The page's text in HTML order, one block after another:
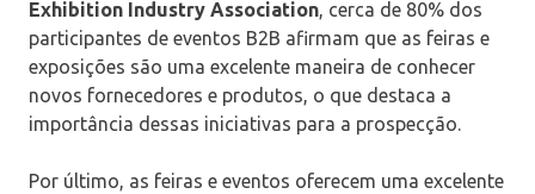
Exhibition Industry Association, cerca de 80% dos
participantes de eventos B2B afirmam que as feiras e
exposições são uma excelente maneira de conhecer
novos fornecedores e produtos, o que destaca a
importância dessas iniciativas para a prospecção.
Por último, as feiras e eventos oferecem uma excelente